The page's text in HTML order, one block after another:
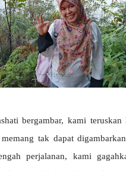
bergambar, kami teruskan
tak dapat
perjalanan, kami